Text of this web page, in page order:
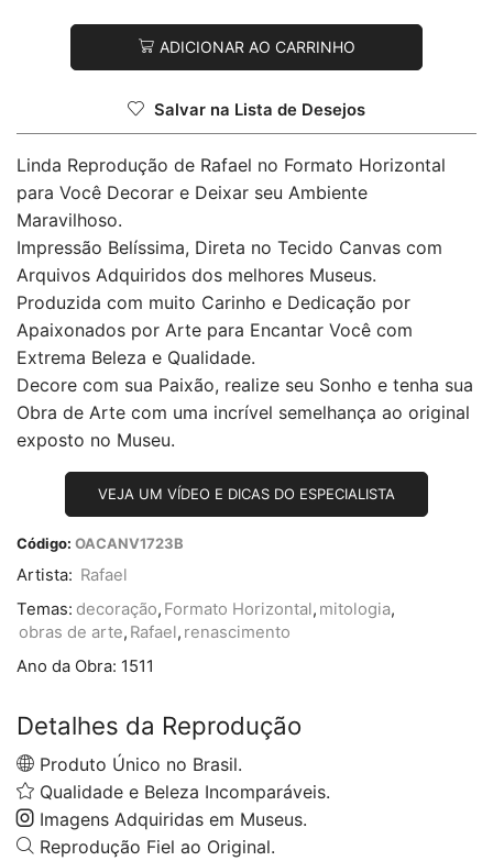
ADICIONAR AO CARRINHO
Salvar na Lista de Desejos
Linda Reprodução de Rafael no Formato Horizontal
para Você Decorar e Deixar seu Ambiente
Maravilhoso.
Impressão Belíssima, Direta no Tecido Canvas com
Arquivos Adquiridos dos melhores Museus.
Produzida com muito Carinho e Dedicação por
Apaixonados por Arte para Encantar Você com
Extrema Beleza e Qualidade.
Decore com sua Paixão, realize seu Sonho e tenha sua
Obra de Arte com uma incrível semelhança ao original
exposto no Museu.
VEJA UM VÍDEO E DICAS DO ESPECIALISTA
Código: OACANV1723B
Artista: Rafael
Temas: decoração, Formato Horizontal , mitologia,
obras de arte, Rafael , renascimento
Ano da Obra: 1511
Detalhes da Reprodução
Produto Único no Brasil.
Qualidade e Beleza Incomparáveis.
Imagens Adquiridas em Museus.
Reprodução Fiel ao Original.